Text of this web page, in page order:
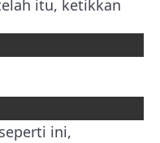
itu, ketikkan
ini,